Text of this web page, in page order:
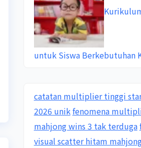
untuk Siswa Berkebutuhan
catatan multiplier tinggi
2026 unikfenomena
mahjong wins 3 tak terduga
visual scatter hitam